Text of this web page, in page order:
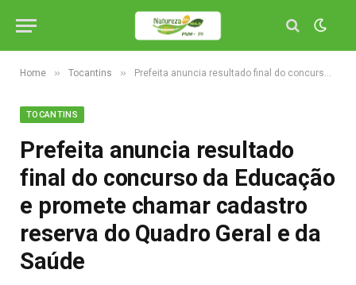
Home » Tocantins » Prefeita anuncia resultado final do concurso da Educação e promete chamar cadastro reserva do Quadro Geral e da Saúde
TOCANTINS
Prefeita anuncia resultado
final do concurso da Educação
e promete chamar cadastro
reserva do Quadro Geral e da
Saúde